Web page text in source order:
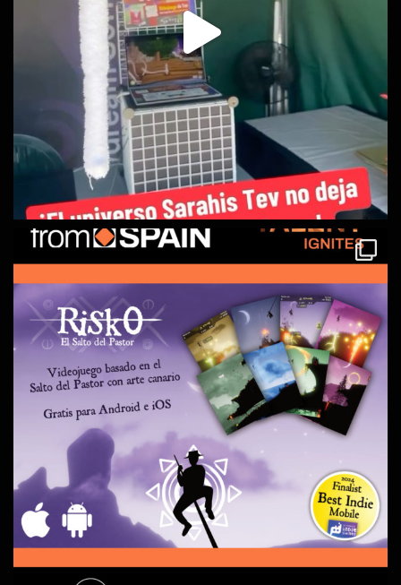
Ballena.
1 years ago
Nuestra escritora preferida Dácil Melián Carrillo presenta hoy en
La Ballena la segunda parte de su bilogía.
Descubre cómo los tripulantes de la Vincent-X y sus amigos
buscan justicia en Menasteria. Y conoce un poco más a
Scark’Tee, protagonista de nuestro juego Naals Tales.
Date un salto y consigue tu libro y únete a Sarahis Tev, nuestra
galaxia en plena expansión.
#SarahisTev#EVDKK#escritorind... See More
Photo
Ver en Facebook · Compartir